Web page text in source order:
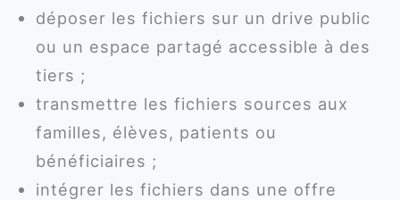
déposer les fichiers sur un drive public
ou un espace partagé accessible à des
tiers ;
transmettre les fichiers sources aux
familles, élèves, patients ou
bénéficiaires ;
intégrer les fichiers dans une offre